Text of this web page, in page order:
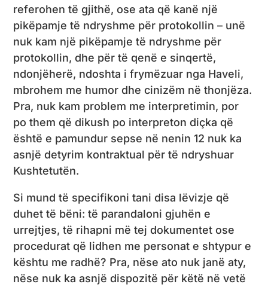
referohen të gjithë, ose ata që kanë një
pikëpamje të ndryshme për protokollin – unë
nuk kam një pikëpamje të ndryshme për
protokollin, dhe për të qenë e sinqertë,
ndonjëherë, ndoshta i frymëzuar nga Haveli,
mbrohem me humor dhe cinizëm në thonjëza.
Pra, nuk kam problem me interpretimin, por
po them që dikush po interpreton diçka që
është e pamundur sepse në nenin 12 nuk ka
asnjë detyrim kontraktual për të ndryshuar
Kushtetutën.
Si mund të specifikoni tani disa lëvizje që
duhet të bëni: të parandaloni gjuhën e
urrejtjes, të rihapni më tej dokumentet ose
procedurat që lidhen me personat e shtypur e
kështu me radhë? Pra, nëse ato nuk janë aty,
nëse nuk ka asnjë dispozitë për këtë në vetë